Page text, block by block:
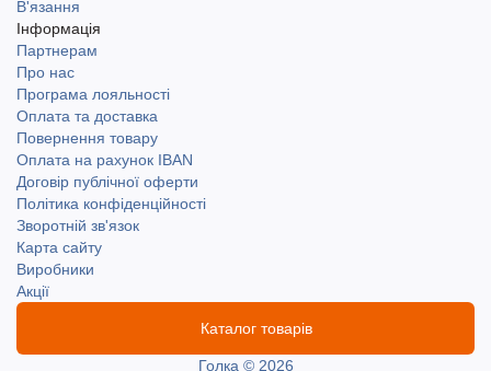
В'язання
Інформація
Партнерам
Про нас
Програма лояльності
Оплата та доставка
Повернення товару
Оплата на рахунок IBAN
Договір публічної оферти
Політика конфіденційності
Зворотній зв'язок
Карта сайту
Виробники
Акції
Каталог товарів
Голка © 2026